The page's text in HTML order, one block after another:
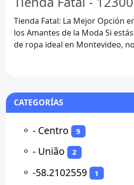
Tienda Fatal: La Mejor Opción
los Amantes de la Moda Si estás buscando la tienda
de ropa ideal en Montevideo,
CATEGORÍAS
⚬ - Centro 9
⚬ - União 2
⚬ -58.2102559 1